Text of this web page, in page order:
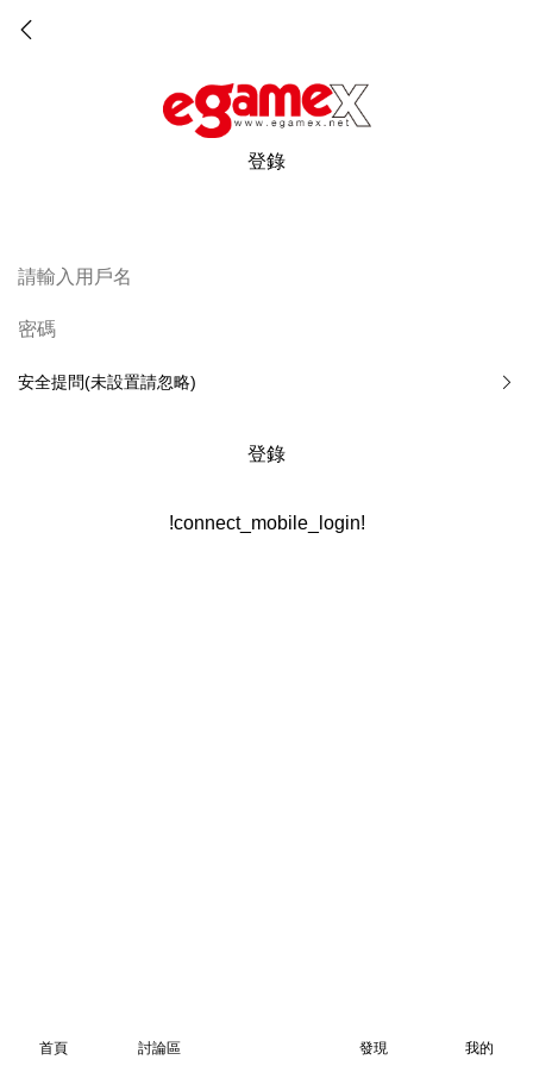
登錄
安全提問(未設置請忽略)
登錄
!connect_mobile_login!
首頁 討論區 發現 我的